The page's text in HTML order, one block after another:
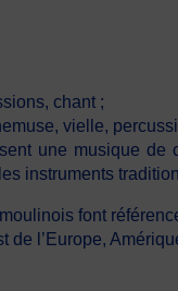
chant ;
vielle,
une musique
instruments
font
de l’Europe,